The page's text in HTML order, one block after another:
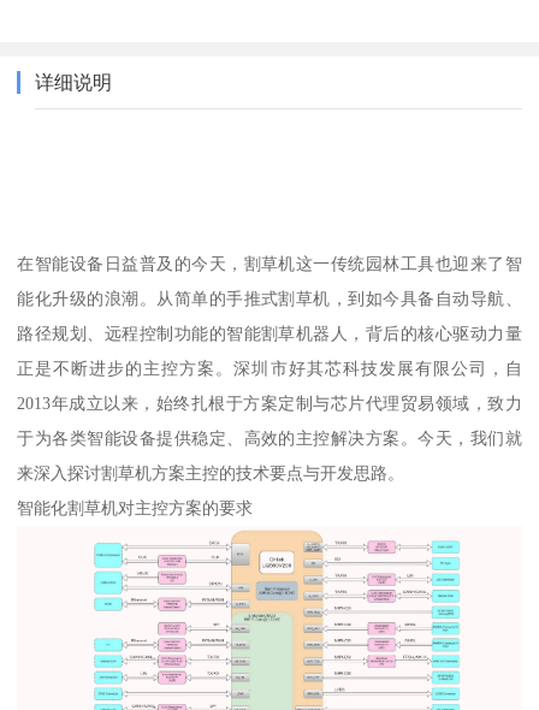
详细说明
在智能设备日益普及的今天，割草机这一传统园林工具也迎来了智
能化升级的浪潮。从简单的手推式割草机，到如今具备自动导航、
路径规划、远程控制功能的智能割草机器人，背后的核心驱动力量
正是不断进步的主控方案。深圳市好其芯科技发展有限公司，自
2013年成立以来，始终扎根于方案定制与芯片代理贸易领域，致力
于为各类智能设备提供稳定、高效的主控解决方案。今天，我们就
来深入探讨割草机方案主控的技术要点与开发思路。
智能化割草机对主控方案的要求